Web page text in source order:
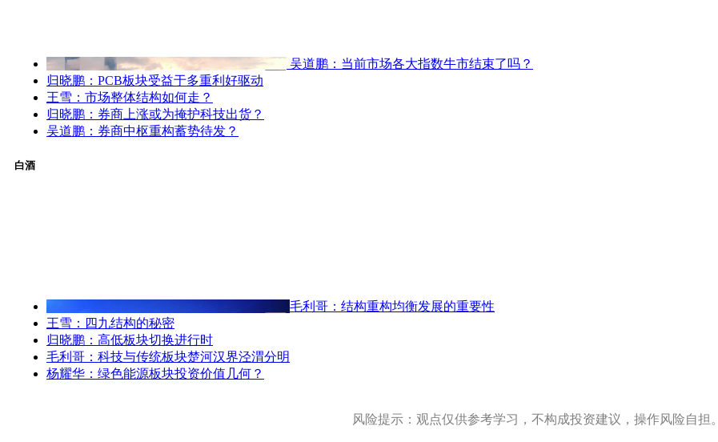
吴道鹏：当前市场各大指数牛市结束了吗？
归晓鹏：PCB板块受益于多重利好驱动
王雪：市场整体结构如何走？
归晓鹏：券商上涨或为掩护科技出货？
吴道鹏：券商中枢重构蓄势待发？
白酒
毛利哥：结构重构均衡发展的重要性
王雪：四九结构的秘密
归晓鹏：高低板块切换进行时
毛利哥：科技与传统板块楚河汉界泾渭分明
杨耀华：绿色能源板块投资价值几何？
风险提示：观点仅供参考学习，不构成投资建议，操作风险自担。